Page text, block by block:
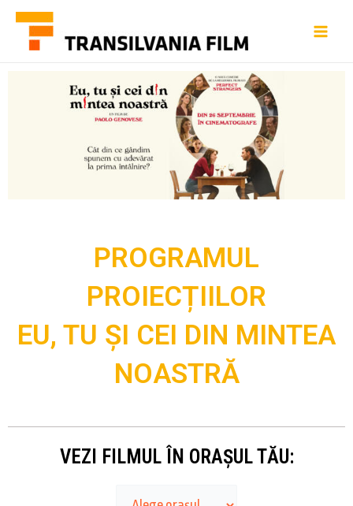
PROGRAMUL
PROIECȚIILOR
EU, TU ȘI CEI DIN MINTEA
NOASTRĂ
VEZI FILMUL ÎN ORAȘUL TĂU: